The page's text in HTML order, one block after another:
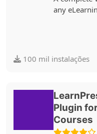
any
100 mil instalações
Plugin
Courses